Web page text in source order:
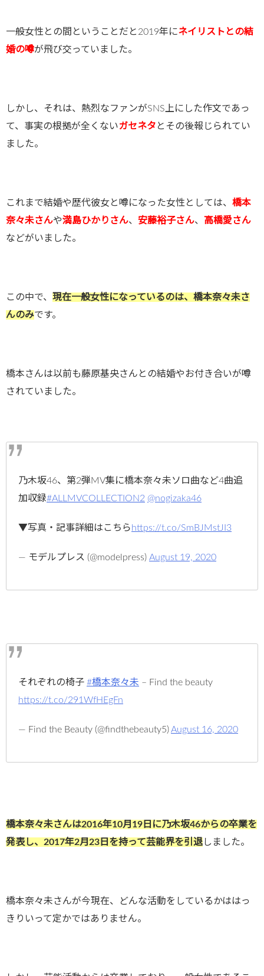
一般女性との間ということだと2019年にネイリストとの結
婚の噂が飛び交っていました。
しかし、それは、熱烈なファンがSNS上にした作文であっ
て、事実の根拠が全くないガセネタ とその後報じられてい
ました。
これまで結婚や歴代彼女と噂になった女性としては、 橋本
奈々未さんや満島ひかりさん、 安藤裕子さん、 高橋愛さん
などがいました。
この中で、 現在一般女性になっているのは、橋本奈々未さ
んのみです。
橋本さんは以前も藤原基央さんとの結婚やお付き合いが噂
されていました。
乃木坂46、第2弾MV集に橋本奈々未ソロ曲など4曲追
加収録#ALLMVCOLLECTION2 @nogizaka46
▼写真・記事詳細はこちら https://t.co/SmBJMstJI3
— モデルプレス (@modelpress) August 19, 2020
それぞれの椅子 #橋本奈々未 – Find the beauty
https://t.co/291WfHEgFn
— Find the Beauty (@findthebeauty5)August 16, 2020
橋本奈々未さんは2016年10月19日に乃木坂46からの卒業を
発表し、2017年2月23日を持って芸能界を引退しました。
橋本奈々未さんが今現在、どんな活動をしているかははっ
きりいって定かではありません。